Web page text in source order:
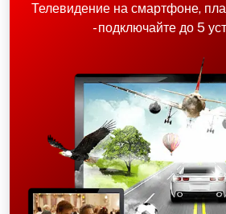
Телевидение на смартфоне,
- подключайте до 5